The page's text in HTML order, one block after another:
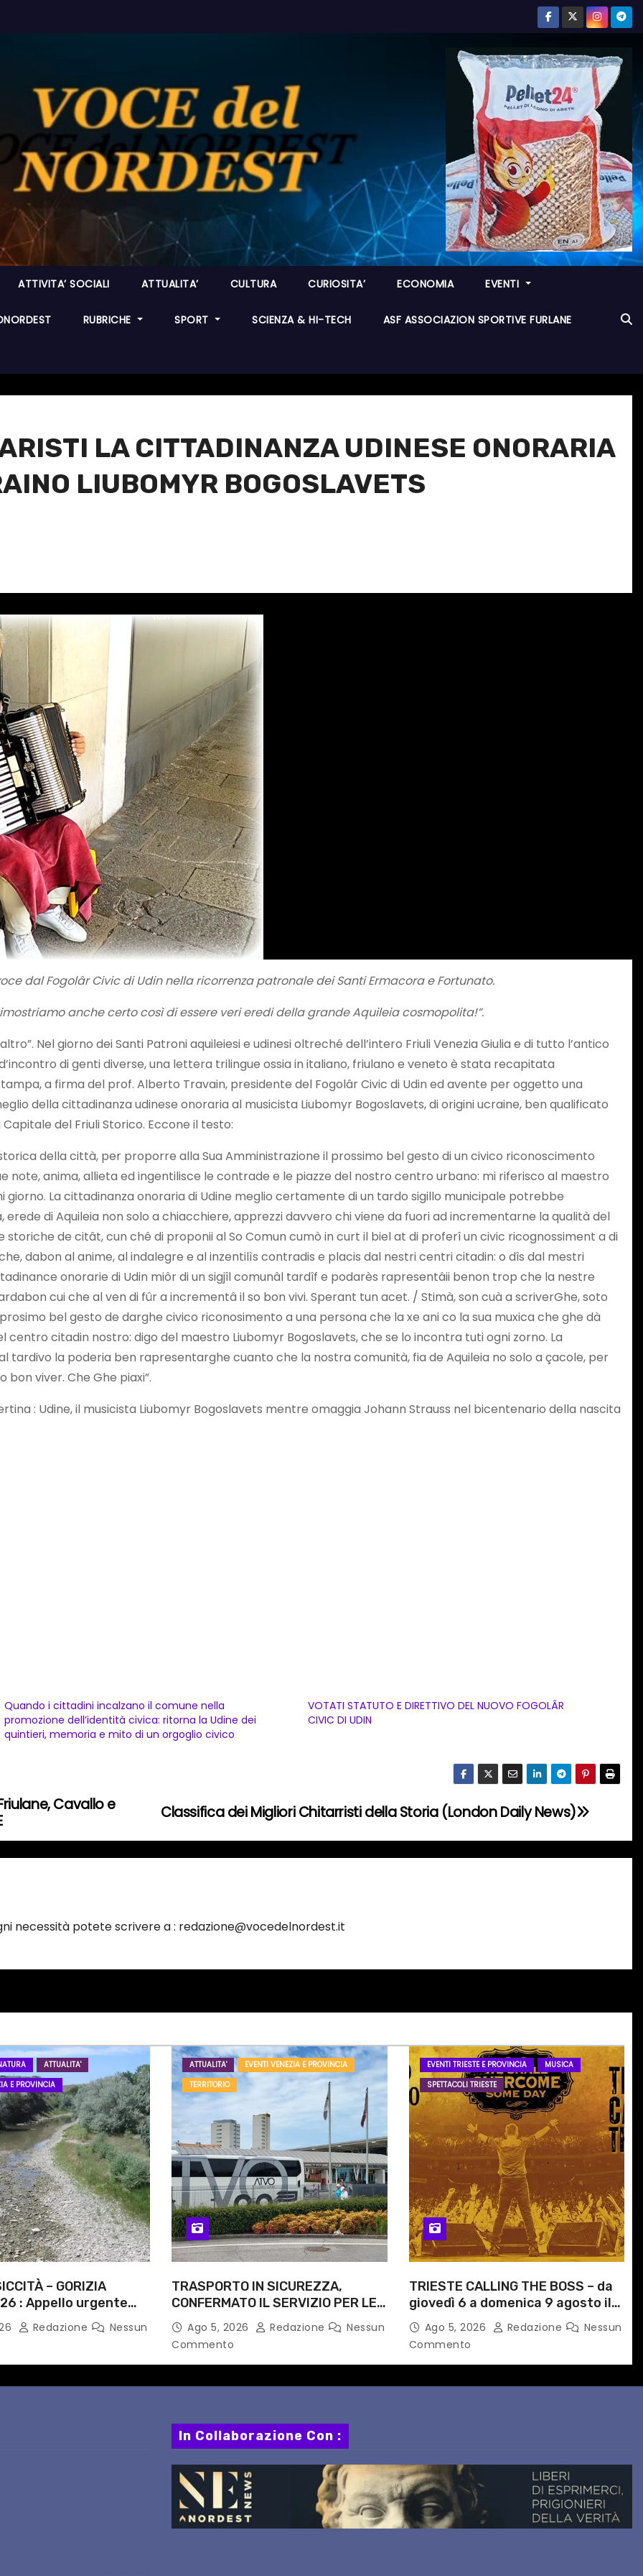
ATTIVITA’ SOCIALI ATTUALITA’ CULTURA CURIOSITA’ ECONOMIA EVENTI
RUBRICHE SPORT SCIENZA & HI-TECH ASF ASSOCIAZION SPORTIVE FURLANE
LA CITTADINANZA UDINESE ONORARIA
LIUBOMYR BOGOSLAVETS
dal Fogolâr Civic di Udin nella ricorrenza patronale dei Santi Ermacora e Fortunato.
anche certo così di essere veri eredi della grande Aquileia cosmopolita!”.
Nel giorno dei Santi Patroni aquileiesi e udinesi oltreché dell’intero Friuli Venezia Giulia e di tutto l’antico
di genti diverse, una lettera trilingue ossia in italiano, friulano e veneto è stata recapitata
a firma del prof. Alberto Travain, presidente del Fogolâr Civic di Udin ed avente per oggetto una
della cittadinanza udinese onoraria al musicista Liubomyr Bogoslavets, di origini ucraine, ben qualificato
del Friuli Storico. Eccone il testo:
della città, per proporre alla Sua Amministrazione il prossimo bel gesto di un civico riconoscimento
note, anima, allieta ed ingentilisce le contrade e le piazze del nostro centro urbano: mi riferisco al maestro
giorno. La cittadinanza onoraria di Udine meglio certamente di un tardo sigillo municipale potrebbe
di Aquileia non solo a chiacchiere, apprezzi davvero chi viene da fuori ad incrementarne la qualità del
storiche de citât, cun chê di proponii al So Comun cumò in curt il biel at di proferî un civic ricognossiment a di
dabon al anime, al indalegre e al inzentilìs contradis e placis dal nestri centri citadin: o dîs dal mestri
onorarie di Udin miôr di un sigjîl comunâl tardîf e podarès rapresentâii benon trop che la nestre
cui che al ven di fûr a incrementâ il so bon vivi. Sperant tun acet. / Stimà, son cuà a scriverGhe, soto
bel gesto de darghe civico riconosimento a una persona che la xe ani co la sua muxica che ghe dà
centro citadin nostro: digo del maestro Liubomyr Bogoslavets, che se lo incontra tuti ogni zorno. La
tardivo la poderia ben rapresentarghe cuanto che la nostra comunità, fia de Aquileia no solo a çacole, per
viver. Che Ghe piaxi”.
: Udine, il musicista Liubomyr Bogoslavets mentre omaggia Johann Strauss nel bicentenario della nascita
Quando i cittadini incalzano il comune nella
promozione dell’identità civica: ritorna la Udine dei
quintieri, memoria e mito di un orgoglio civico
VOTATI STATUTO E DIRETTIVO DEL NUOVO FOGOLÂR
CIVIC DI UDIN
Classifica dei Migliori Chitarristi della Storia (London Daily News)
Cavallo e
necessità potete scrivere a : redazione@vocedelnordest.it
ATTUALITA'
E PROVINCIA
– GORIZIA
: Appello urgente
competenti
Redazione
Nessun
ATTUALITA'
EVENTI VENEZIA E PROVINCIA
TERRITORIO
TRASPORTO IN SICUREZZA,
CONFERMATO IL SERVIZIO PER LE
NOTTI DI AGOSTO: DEFINITI
PERCORSI, FERMATE E ORARIO
Ago 5, 2026 Redazione
Nessun
Commento
EVENTI TRIESTE E PROVINCIA
MUSICA
SPETTACOLI TRIESTE
TRIESTE CALLING THE BOSS – da
giovedì 6 a domenica 9 agosto il
festival triestino dedicato a
Springsteen
Ago 5, 2026 Redazione
Nessun
Commento
In Collaborazione Con :